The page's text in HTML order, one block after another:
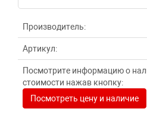
Производитель:
Артикул:
Посмотрите информацию о
стоимости нажав кнопку:
Посмотреть цену и наличие